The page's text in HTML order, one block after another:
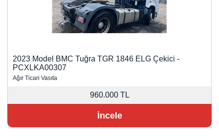
2023 Model BMC Tuğra TGR 1846 ELG Çekici -
PCXLKA00307
Ağır Ticari Vasıta
960.000 TL
İncele